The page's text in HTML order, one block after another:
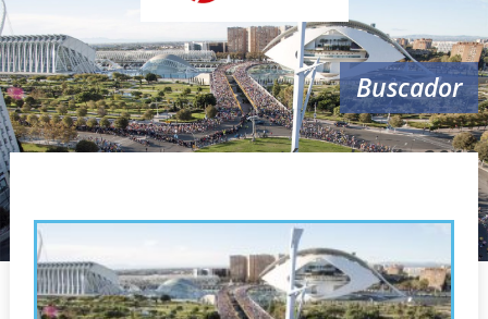
Instalaciones ▼
Comunicación ▼
Valencia en deporte ▼
Reservas
Buscador
maratón valencia 2013